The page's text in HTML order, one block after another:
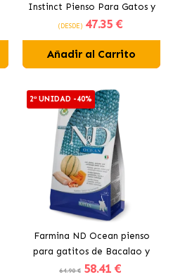
Instinct Pienso Para Gatos y
Gatitos
(DESDE) 47.35 €
Añadir al Carrito
2ª UNIDAD -40%
Farmina ND Ocean pienso
para gatitos de Bacalao y
Calabaza
64.90 € 58.41 €